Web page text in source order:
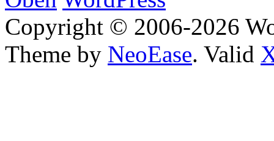
Copyright © 2006-2026
Theme by NeoEase. Valid